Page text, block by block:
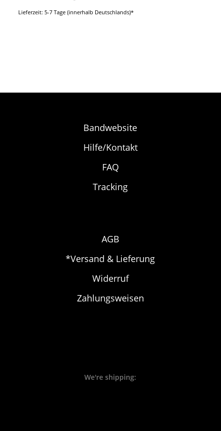
Lieferzeit: 5-7 Tage (innerhalb Deutschlands)*
Bandwebsite
Hilfe/Kontakt
FAQ
Tracking
AGB
*Versand & Lieferung
Widerruf
Zahlungsweisen
We're shipping: